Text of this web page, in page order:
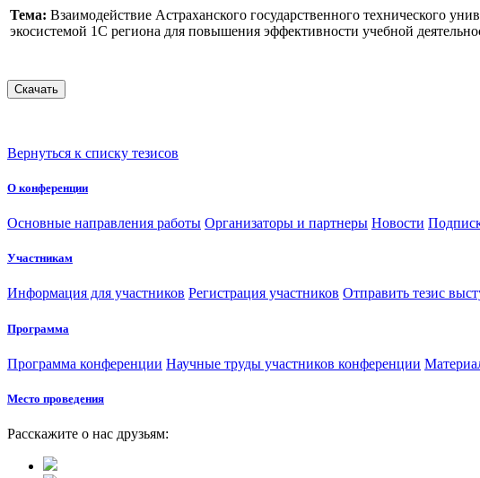
Тема: Взаимодействие Астраханского государственного технического
экосистемой 1С региона для повышения эффективности учебной
Вернуться к списку тезисов
О конференции
Основные направления работы Организаторы и партнеры Новости
Участникам
Информация для участников Регистрация участников Отправить тезис
Программа
Программа конференции Научные труды участников конференции
Место проведения
Расскажите о нас друзьям: